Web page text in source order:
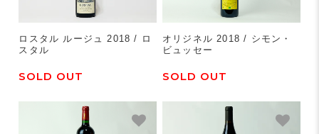
ロスタル ルージュ 2018 / ロ
スタル
SOLD OUT
オリジネル 2018 / シモン・
ビュッセー
SOLD OUT